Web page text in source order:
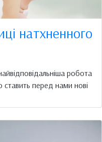
натхненного
робота
ставить перед нами нові